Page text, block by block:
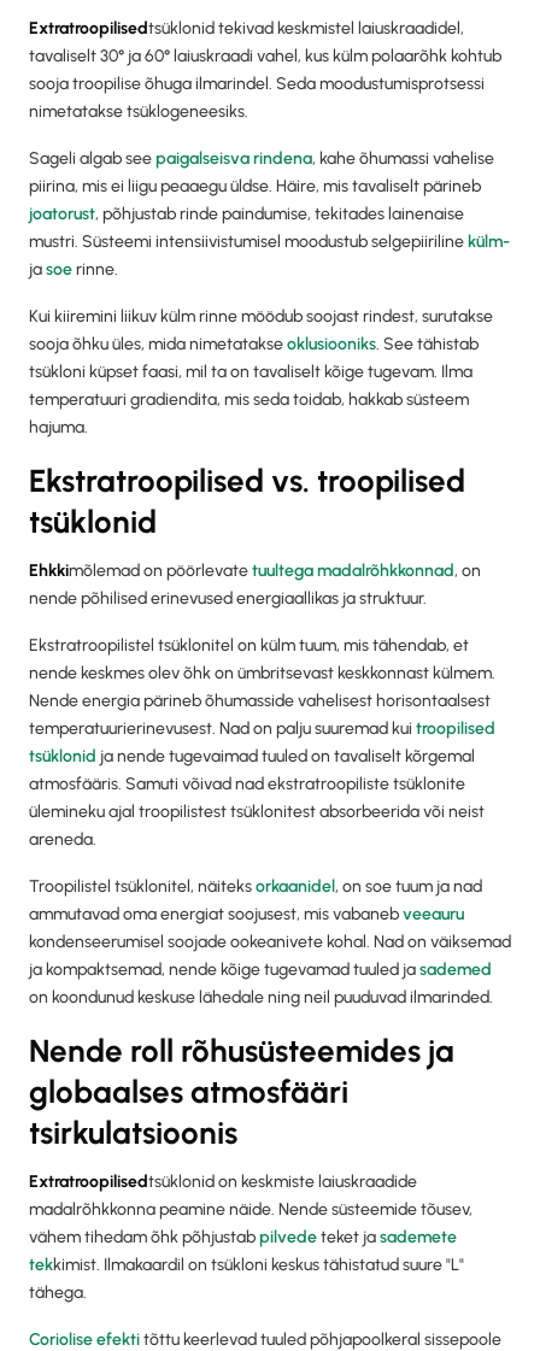
‍Extratroopilisedtsüklonid tekivad keskmistel laiuskraadidel,
tavaliselt 30° ja 60° laiuskraadi vahel, kus külm polaarõhk kohtub
sooja troopilise õhuga ilmarindel. Seda moodustumisprotsessi
nimetatakse tsüklogeneesiks.
Sageli algab seepaigalseisva rindena, kahe õhumassi vahelise
piirina, mis ei liigu peaaegu üldse. Häire, mis tavaliselt pärineb
joatorust, põhjustab rinde paindumise, tekitades lainenaise
mustri. Süsteemi intensiivistumisel moodustub selgepiiriline külm-
jasoerinne.
Kui kiiremini liikuv külm rinne möödub soojast rindest, surutakse
sooja õhku üles, mida nimetatakseoklusiooniks. See tähistab
tsükloni küpset faasi, mil ta on tavaliselt kõige tugevam. Ilma
temperatuuri gradiendita, mis seda toidab, hakkab süsteem
hajuma.
Ekstratroopilised vs. troopilised
tsüklonid
‍Ehkkimõlemad on pöörlevatetuultegamadalrõhkkonnad, on
nende põhilised erinevused energiaallikas ja struktuur.
Ekstratroopilistel tsüklonitel on külm tuum, mis tähendab, et
nende keskmes olev õhk on ümbritsevast keskkonnast külmem.
Nende energia pärineb õhumasside vahelisest horisontaalsest
temperatuurierinevusest. Nad on palju suuremad kui troopilised
tsüklonid ja nende tugevaimad tuuled on tavaliselt kõrgemal
atmosfääris. Samuti võivad nad ekstratroopiliste tsüklonite
ülemineku ajal troopilistest tsüklonitest absorbeerida või neist
areneda.
Troopilistel tsüklonitel, näiteksorkaanidel, on soe tuum ja nad
ammutavad oma energiat soojusest, mis vabanebveeauru
kondenseerumisel soojade ookeanivete kohal. Nad on väiksemad
ja kompaktsemad, nende kõige tugevamad tuuled jasademed
on koondunud keskuse lähedale ning neil puuduvad ilmarinded.
Nende roll rõhusüsteemides ja
globaalses atmosfääri
tsirkulatsioonis
‍Extratroopilisedtsüklonid on keskmiste laiuskraadide
madalrõhkkonna peamine näide. Nende süsteemide tõusev,
vähem tihedam õhk põhjustabpilvedeteket jasademete
tekkimist. Ilmakaardil on tsükloni keskus tähistatud suure "L"
tähega.
Coriolise efektitõttu keerlevad tuuled põhjapoolkeral sissepoole